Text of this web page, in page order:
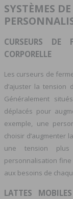
SYSTÈMES
CURSEURS DE
CORPORELLE
Les curseurs de
d’ajuster la tension
Généralement
déplacés pour
exemple, une
choisir d’augmenter
une tension
personnalisation fine
aux besoins de
LATTES